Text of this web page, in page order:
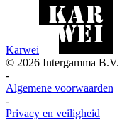
Karwei
© 2026 Intergamma B.V.
-
Algemene voorwaarden
-
Privacy en veiligheid